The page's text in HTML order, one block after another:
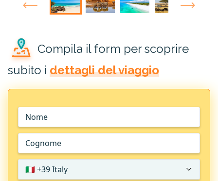
Compila il form per scoprire
subito i dettagli del viaggio
🇮🇹 +39 Italy